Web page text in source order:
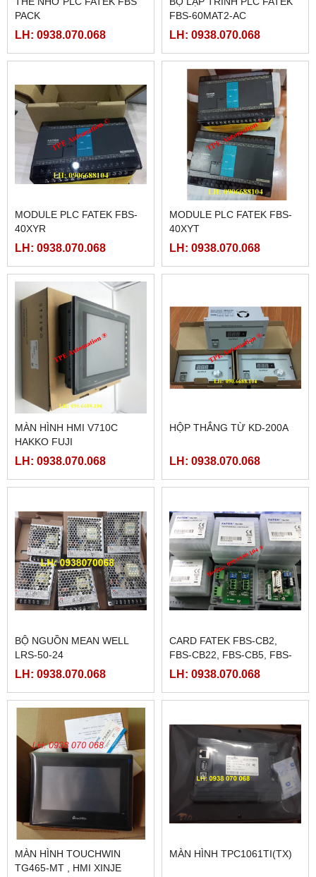
PACK
LH: 0938.070.068
FBS-60MAT2-AC
LH: 0938.070.068
MODULE PLC FATEK FBS-
40XYR
LH: 0938.070.068
MODULE PLC FATEK FBS-
40XYT
LH: 0938.070.068
MÀN HÌNH HMI V710C
HAKKO FUJI
LH: 0938.070.068
HỘP THẮNG TỪ KD-200A
LH: 0938.070.068
BỘ NGUỒN MEAN WELL
LRS-50-24
LH: 0938.070.068
CARD FATEK FBS-CB2,
FBS-CB22, FBS-CB5, FBS-
CB25, FBS-CB55
LH: 0938.070.068
MÀN HÌNH TOUCHWIN
TG465-MT , HMI XINJE
MÀN HÌNH TPC1061TI(TX)